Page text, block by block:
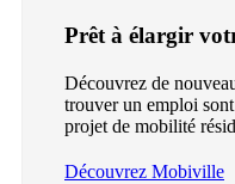
Prêt à élargir
Découvrez de
trouver un emploi
projet de mobilité
Découvrez Mobiville